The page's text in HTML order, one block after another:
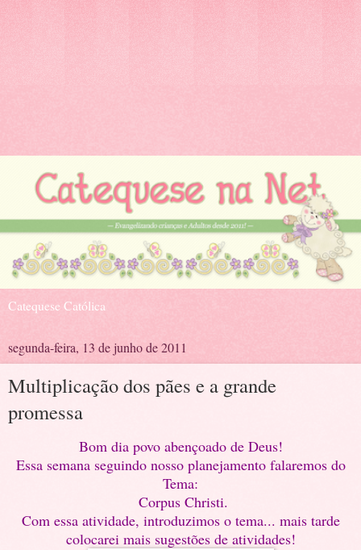
Catequese Católica
segunda-feira, 13 de junho de 2011
Multiplicação dos pães e a grande
promessa
Bom dia povo abençoado de Deus!
Essa semana seguindo nosso planejamento falaremos do
Tema:
Corpus Christi.
Com essa atividade, introduzimos o tema... mais tarde
colocarei mais sugestões de atividades!